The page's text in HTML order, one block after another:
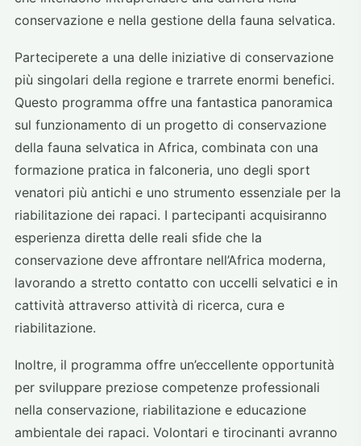
conservazione e nella gestione della fauna selvatica.
Parteciperete a una delle iniziative di conservazione
più singolari della regione e trarrete enormi benefici.
Questo programma offre una fantastica panoramica
sul funzionamento di un progetto di conservazione
della fauna selvatica in Africa, combinata con una
formazione pratica in falconeria, uno degli sport
venatori più antichi e uno strumento essenziale per la
riabilitazione dei rapaci. I partecipanti acquisiranno
esperienza diretta delle reali sfide che la
conservazione deve affrontare nell’Africa moderna,
lavorando a stretto contatto con uccelli selvatici e in
cattività attraverso attività di ricerca, cura e
riabilitazione.
Inoltre, il programma offre un’eccellente opportunità
per sviluppare preziose competenze professionali
nella conservazione, riabilitazione e educazione
ambientale dei rapaci. Volontari e tirocinanti avranno